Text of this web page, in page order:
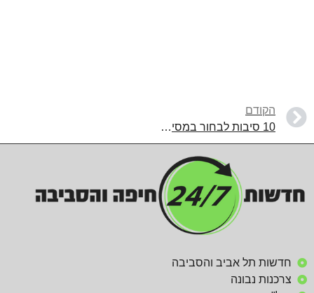
הקודם
10 סיבות לבחור במסיע נסימי להסעות לחתונה באזור חיפה והצפון
חדשות תל אביב והסביבה
צרכנות נבונה